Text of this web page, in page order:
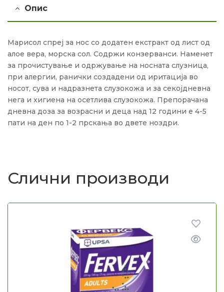
Опис
Марисол спреј за нос со додатен екстракт од лист од
алое вера, морска сол. Содржи конзерванси. Наменет
за прочистување и одржување на носната слузница,
при алергии, ранички создадени од иритација во
носот, сува и надразнета слузокожа и за секојдневна
нега и хигиена на осетлива слузокожа. Препорачана
дневна доза за возрасни и деца над 12 години е 4-5
пати на ден по 1-2 прскања во двете ноздри.
Слични производи